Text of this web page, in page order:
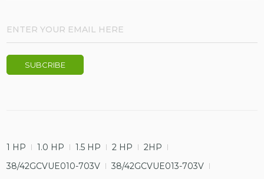
1 HP 1.0 HP 1.5 HP 2 HP
2HP
38/42GCVUE010-703V
38/42GCVUE013-703V